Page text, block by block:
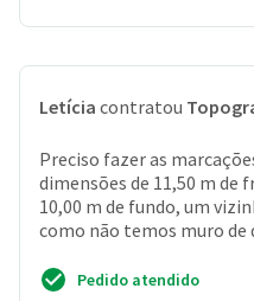
Letícia contratou
Preciso fazer as
dimensões de 11,50 m de
10,00 m de fundo, um
como não temos muro de
Pedido atendido